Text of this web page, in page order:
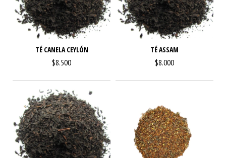
TÉ CANELA CEYLÓN
$8.500
TÉ ASSAM
$8.000